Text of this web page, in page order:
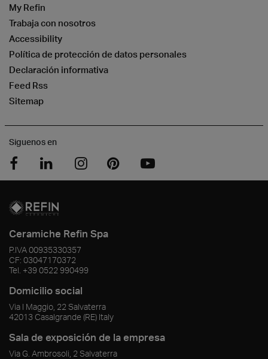
My Refin
Trabaja con nosotros
Accessibility
Política de protección de datos personales
Declaración informativa
Feed Rss
Sitemap
Siguenos en
Ceramiche Refin Spa
P.IVA00935330357
CF: 03047170372
Tel. +39 0522 990499
Domicilio social
Via I Maggio, 22 Salvaterra
42013 Casalgrande (RE) Italy
Sala de exposición de la empresa
Via G. Ambrosoli, 2 Salvaterra